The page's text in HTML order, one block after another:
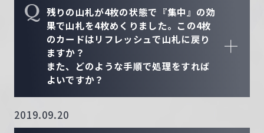
Q 残りの山札が4枚の状態で『集中』の効
果で山札を4枚めくりました。この4枚
のカードはリフレッシュで山札に戻り
ますか？
また、どのような手順で処理をすれば
よいですか？
2019.09.20